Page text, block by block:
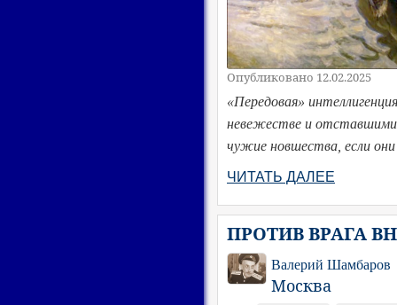
Опубликовано 12.02.2025
«Передовая»
невежестве и отставшими
чужие новшества, если
ЧИТАТЬ ДАЛЕЕ
ПРОТИВ ВРАГА
Валерий Шамбаров
Москва